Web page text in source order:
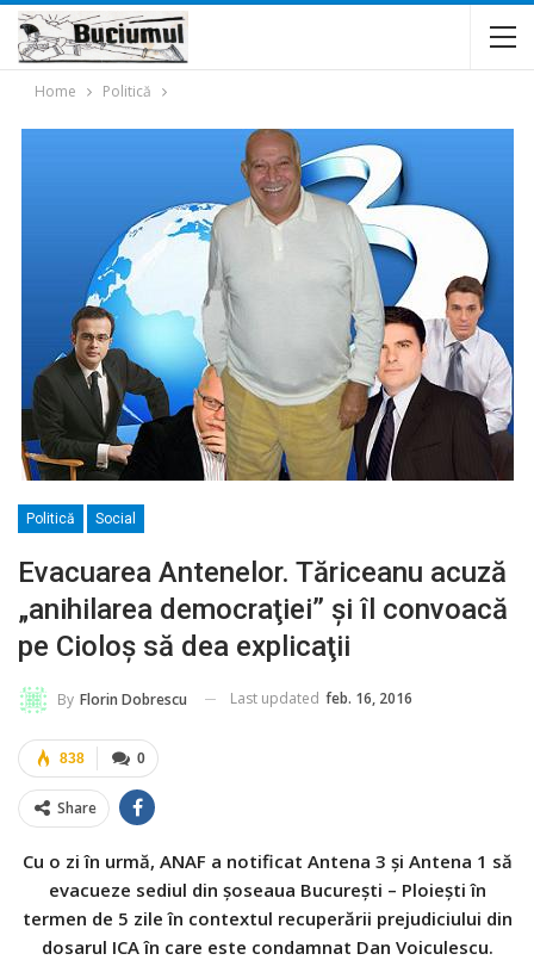
Home Politică
Politică Social
Evacuarea Antenelor. Tăriceanu acuză
„anihilarea democraţiei” şi îl convoacă
pe Cioloş să dea explicaţii
By Florin Dobrescu Last updated feb. 16, 2016
0
838
Share
Cu o zi în urmă, ANAF a notificat Antena 3 şi Antena 1 să
evacueze sediul din şoseaua Bucureşti – Ploieşti în
termen de 5 zile în contextul recuperării prejudiciului din
dosarul ICA în care este condamnat Dan Voiculescu.